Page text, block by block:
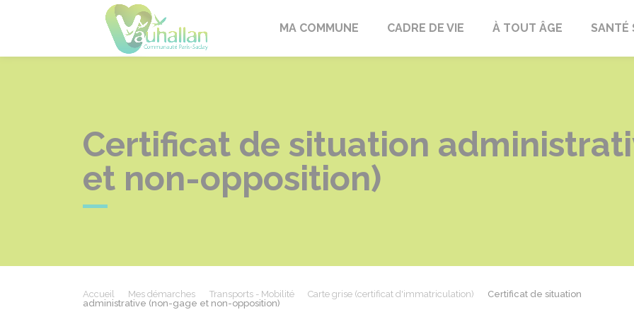
VauhallanMA COMMUNE CADRE DE VIE À TOUT ÂGE SANTÉ
Certificat de situation
et non-opposition)
Accueil Mes démarches Transports - Mobilité Carte grise (certificat d'immatriculation)
Certificat de situation
administrative (non-gage et non-opposition)